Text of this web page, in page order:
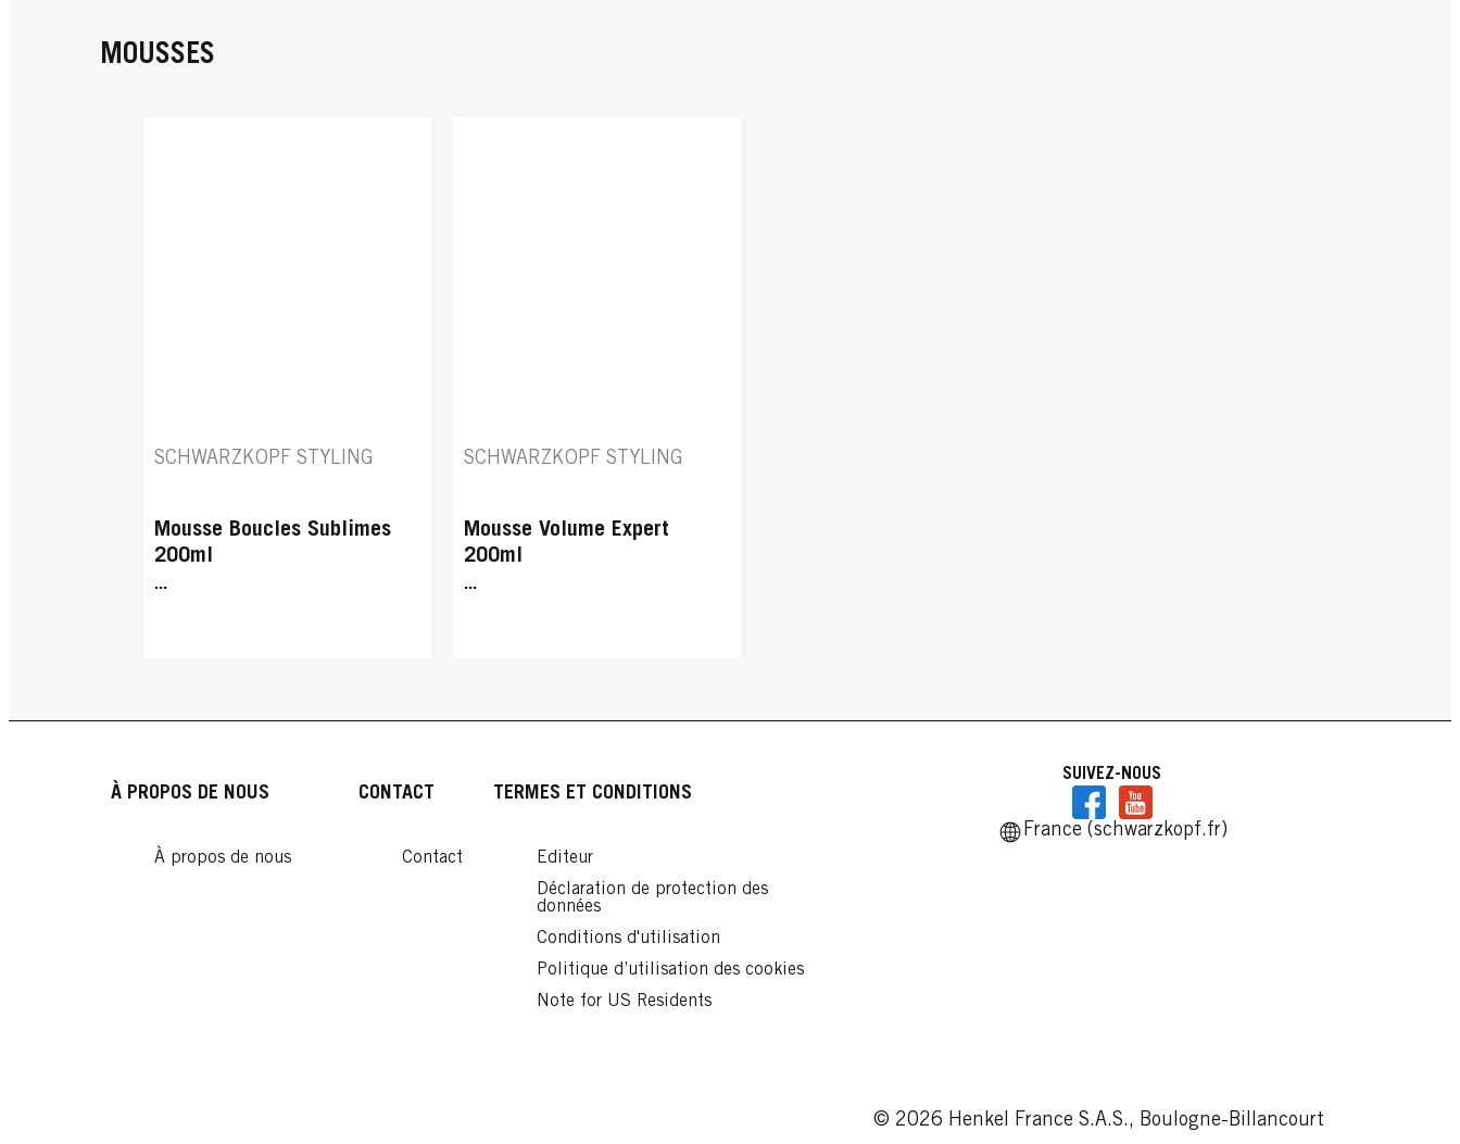
MOUSSES
SCHWARZKOPF STYLING
Mousse Boucles Sublimes
200ml
...
SCHWARZKOPF STYLING
Mousse Volume Expert
200ml
...
À PROPOS DE NOUS
À propos de nous
CONTACT
Contact
TERMES ET CONDITIONS
Editeur
Déclaration de protection des
données
Conditions d'utilisation
Politique d’utilisation des cookies
Note for US Residents
SUIVEZ-NOUS
France (schwarzkopf.fr)
© 2026 Henkel France S.A.S., Boulogne-Billancourt